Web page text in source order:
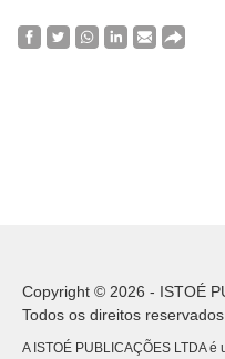
Copyright © 2026 - ISTOÉ
Todos os direitos
A ISTOÉ PUBLICAÇÕES LTDA